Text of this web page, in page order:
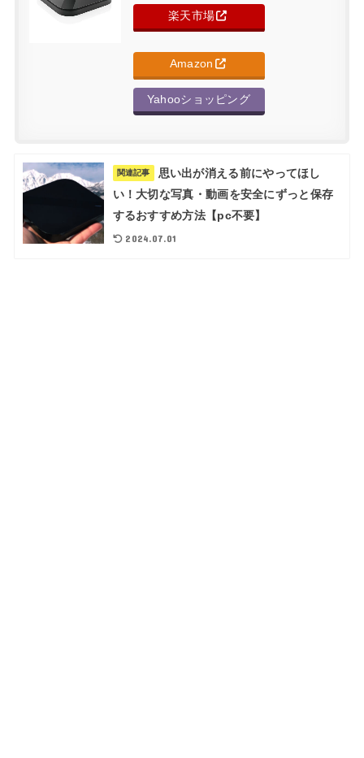
楽天市場
Amazon
Yahooショッピング
関連記事
思い出が消える前にやってほし
い！大切な写真・動画を安全にずっと保存
するおすすめ方法【pc不要】
2024.07.01